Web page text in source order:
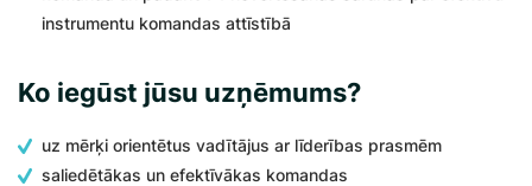
instrumentu komandas attīstībā
Ko iegūst jūsu uzņēmums?
uz mērķi orientētus vadītājus ar līderības prasmēm
saliedētākas un efektīvākas komandas